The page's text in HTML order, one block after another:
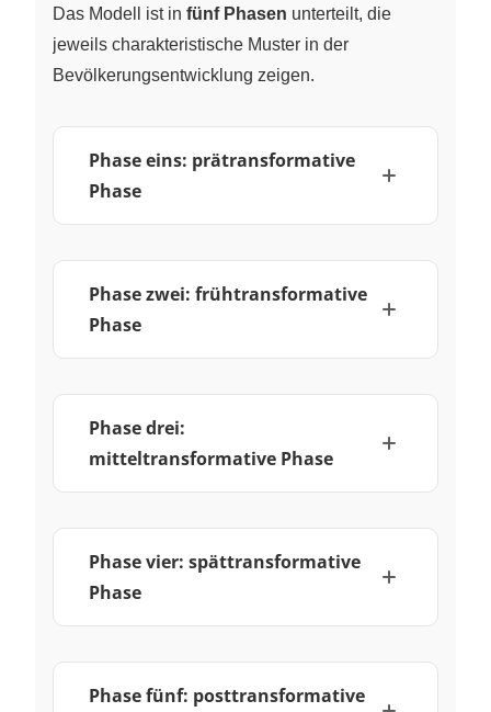
Das Modell ist in fünf Phasen unterteilt, die
jeweils charakteristische Muster in der
Bevölkerungsentwicklung zeigen.
Phase eins: prätransformative
Phase
Phase zwei: frühtransformative
Phase
Phase drei:
mitteltransformative Phase
Phase vier: spättransformative
Phase
Phase fünf: posttransformative